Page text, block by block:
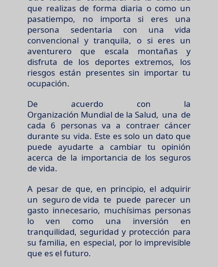
que realizas de forma diaria o como un
pasatiempo, no importa si eres una
persona sedentaria con una vida
convencional y tranquila, o si eres un
aventurero que escala montañas y
disfruta de los deportes extremos, los
riesgos están presentes sin importar tu
ocupación.
De acuerdo con la
Organización Mundial de la Salud, una de
cada 6 personas va a contraer cáncer
durante su vida. Este es solo un dato que
puede ayudarte a cambiar tu opinión
acerca de la importancia de los seguros
de vida.
A pesar de que, en principio, el adquirir
un seguro de vida te puede parecer un
gasto innecesario, muchísimas personas
lo ven como una inversión en
tranquilidad, seguridad y protección para
su familia, en especial, por lo imprevisible
que es el futuro.